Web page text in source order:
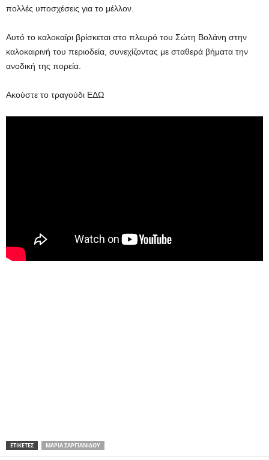
πολλές υποσχέσεις για το μέλλον.
Αυτό το καλοκαίρι βρίσκεται στο πλευρό του Σώτη Βολάνη στην
καλοκαιρινή του περιοδεία, συνεχίζοντας με σταθερά βήματα την
ανοδική της πορεία.
Ακούστε το τραγούδι ΕΔΩ
ΕΤΙΚΕΤΕΣ ΜΑΡΊΑ ΣΑΡΓΙΑΝΊΔΟΥ